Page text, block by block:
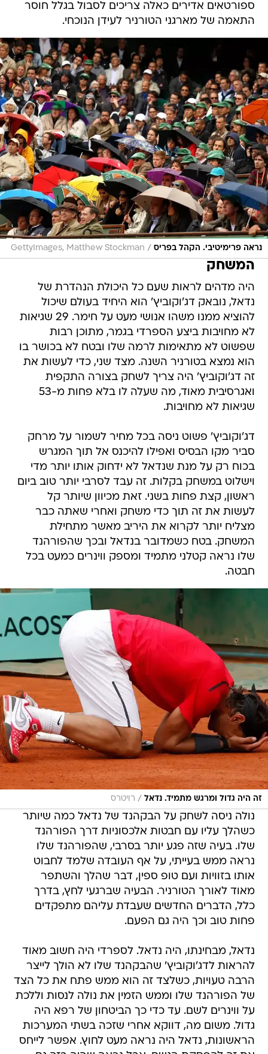
ספורטאים אדירים כאלה צריכים לסבול בגלל חוסר
התאמה של מארגני הטורניר לעידן הנוכחי.
נראה פרימיטיבי. הקהל בפריס /
GettyImages, Matthew Stockman
המשחק
היה מדהים לראות שעם כל היכולת הנהדרת של
נדאל, נובאק דג'וקוביץ' הוא היחיד בעולם שיכול
להוציא ממנו משהו אנושי מעט על חימר. 29 שגיאות
לא מחויבות ביצע הספרדי בגמר, מתוכן רבות
שפשוט לא מתאימות לרמה שלו ובטח לא בכושר בו
הוא נמצא בטורניר השנה. מצד שני, כדי לעשות את
זה דג'וקוביץ' היה צריך לשחק בצורה התקפית
ואגרסיבית מאוד, מה שעלה לו בלא פחות מ-53
שגיאות לא מחויבות.
דג'וקוביץ' פשוט ניסה בכל מחיר לשמור על מרחק
סביר מקו הבסיס ואפילו להיכנס אל תוך המגרש
בכוח רק על מנת שנדאל לא ידחוק אותו יותר מדי
וישלוט במשחק בקלות. זה עבד לסרבי יותר טוב ביום
ראשון, קצת פחות בשני. זאת מכיוון שיותר קל
לעשות את זה תוך כדי משחק ואחרי שאתה כבר
מצליח יותר לקרוא את היריב מאשר מתחילת
המשחק. בטח כשמדובר בנדאל ובכך שהפורהנד
שלו נראה קטלני מתמיד ומספק ווינרים כמעט בכל
חבטה.
זה היה גדול ומרגש מתמיד. נדאל / רויטרס
נולה ניסה לשחק על הבקהנד של נדאל כמה שיותר
כשהלך עליו עם חבטות אלכסוניות דרך הפורהנד
שלו. בעיה שזה פגע יותר בסרבי, שהפורהנד שלו
נראה ממש בעייתי, על אף העובדה שלמד לחבוט
אותו בזוויות ועם טופ ספין, דבר שהלך והשתפר
מאוד לאורך הטורניר. הבעיה שברגעי לחץ, בדרך
כלל, הדברים החדשים שעבדת עליהם מתפקדים
פחות טוב וכך היה גם הפעם.
נדאל, מבחינתו, היה נדאל. לספרדי היה חשוב מאוד
להראות לדג'וקוביץ' שהבקהנד שלו לא הולך לייצר
הרבה טעויות, כשלצד זה הוא ממש פתח את כל הצד
של הפורהנד שלו וממש הזמין את נולה לנסות וללכת
על ווינרים לשם. עד כדי כך הביטחון של רפא היה
גדול. משום מה, דווקא אחרי שזכה בשתי המערכות
הראשונות, נדאל היה נראה מעט לחוץ. אפשר לייחס